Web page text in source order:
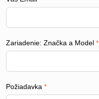
Zariadenie: Značka a Model *
Požiadavka *